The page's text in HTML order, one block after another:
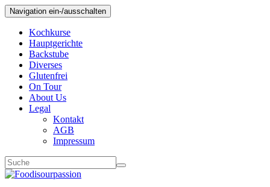
Navigation ein-/ausschalten
Kochkurse
Hauptgerichte
Backstube
Diverses
Glutenfrei
On Tour
About Us
Legal
Kontakt
AGB
Impressum